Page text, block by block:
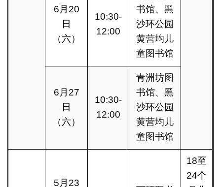
6月20
日
（六）
10:30-
12:00
书馆、黑
沙环公园
黄营均儿
童图书馆
6月27
日
（六）
10:30-
12:00
青洲坊图
书馆、黑
沙环公园
黄营均儿
童图书馆
5月23
18至
24个